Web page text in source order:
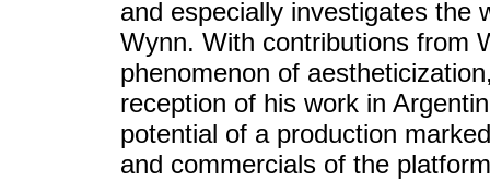
and especially investigates the
Wynn. With contributions from
phenomenon of
reception of his work in
potential of a production
and commercials of the